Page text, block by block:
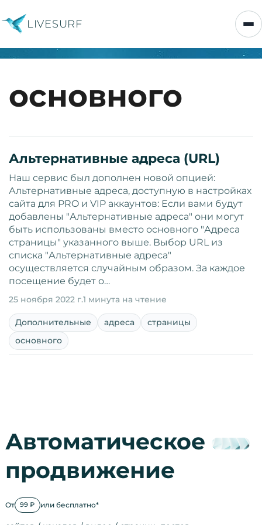
LIVESURF
основного
Альтернативные адреса (URL)
Наш сервис был дополнен новой опцией:
Альтернативные адреса, доступную в настройках
сайта для PRO и VIP аккаунтов: Если вами будут
добавлены "Альтернативные адреса" они могут
быть использованы вместо основного "Адреса
страницы" указанного выше. Выбор URL из
списка "Альтернативные адреса"
осуществляется случайным образом. За каждое
посещение будет о…
25 ноября 2022 г.1 минута на чтение
Дополнительные адреса
страницы
основного
Автоматическое
продвижение
От 99 ₽ или бесплатно*